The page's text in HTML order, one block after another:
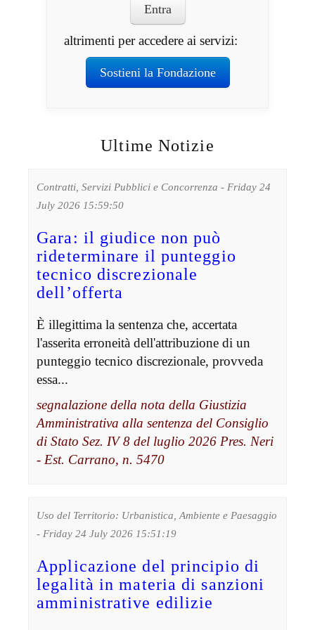
Entra
altrimenti per accedere ai servizi:
Sostieni la Fondazione
Ultime Notizie
Contratti, Servizi Pubblici e Concorrenza - Friday 24
July 2026 15:59:50
Gara: il giudice non può
rideterminare il punteggio
tecnico discrezionale
dell’offerta
È illegittima la sentenza che, accertata
l'asserita erroneità dell'attribuzione di un
punteggio tecnico discrezionale, provveda
essa...
segnalazione della nota della Giustizia
Amministrativa alla sentenza del Consiglio
di Stato Sez. IV 8 del luglio 2026 Pres. Neri
- Est. Carrano, n. 5470
Uso del Territorio: Urbanistica, Ambiente e Paesaggio
- Friday 24 July 2026 15:51:19
Applicazione del principio di
legalità in materia di sanzioni
amministrative edilizie